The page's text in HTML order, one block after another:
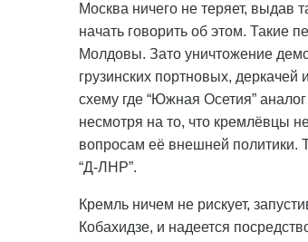
Москва ничего не теряет, выдав
начать говорить об этом. Такие
Молдовы. Зато уничтожение
грузинских портновых,
схему где “Южная Осетия”
несмотря на то, что кремлёвцы
вопросам её внешней политики.
“Д-ЛНР”.
Кремль ничем не рискует,
Кобахидзе, и надеется